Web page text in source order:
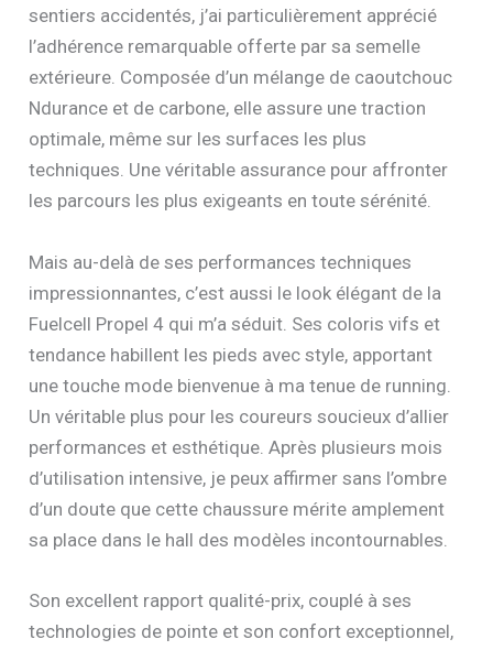
sentiers accidentés, j’ai particulièrement apprécié
l’adhérence remarquable offerte par sa semelle
extérieure. Composée d’un mélange de caoutchouc
Ndurance et de carbone, elle assure une traction
optimale, même sur les surfaces les plus
techniques. Une véritable assurance pour affronter
les parcours les plus exigeants en toute sérénité.
Mais au-delà de ses performances techniques
impressionnantes, c’est aussi le look élégant de la
Fuelcell Propel 4 qui m’a séduit. Ses coloris vifs et
tendance habillent les pieds avec style, apportant
une touche mode bienvenue à ma tenue de running.
Un véritable plus pour les coureurs soucieux d’allier
performances et esthétique. Après plusieurs mois
d’utilisation intensive, je peux affirmer sans l’ombre
d’un doute que cette chaussure mérite amplement
sa place dans le hall des modèles incontournables.
Son excellent rapport qualité-prix, couplé à ses
technologies de pointe et son confort exceptionnel,